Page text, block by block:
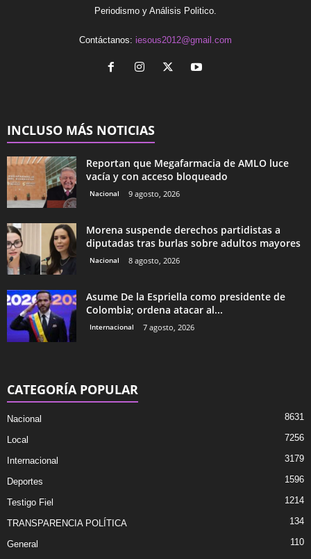
Periodismo y Análisis Politico.
Contáctanos: iesous2012@gmail.com
INCLUSO MÁS NOTICIAS
Reportan que Megafarmacia de AMLO luce
vacía y con acceso bloqueado
Nacional 9 agosto, 2026
Morena suspende derechos partidistas a
diputadas tras burlas sobre adultos mayores
Nacional 8 agosto, 2026
Asume De la Espriella como presidente de
Colombia; ordena atacar al...
Internacional 7 agosto, 2026
CATEGORÍA POPULAR
Nacional 8631
Local 7256
Internacional 3179
Deportes 1596
Testigo Fiel 1214
TRANSPARENCIA POLÍTICA 134
General 110